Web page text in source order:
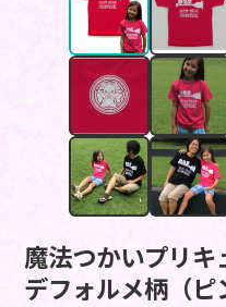
魔法つかいプリ
デフォルメ柄（